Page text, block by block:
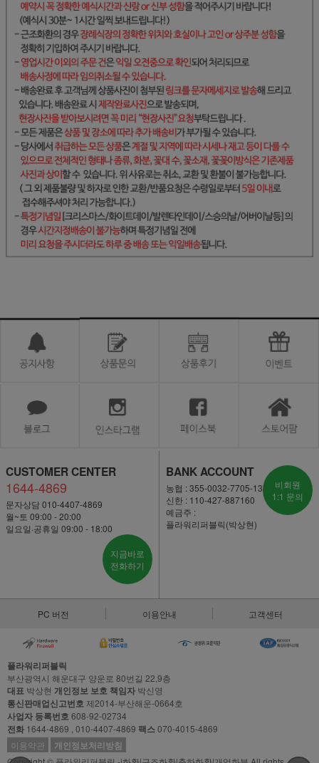
CUSTOMER CENTER
1644-4869
문자상담 010-4407-4869
월~토 09:00 - 20:00
일요일·공휴일 09:00 - 18:00
지금바로
전화하기
BANK ACCOUNT
농협 : 355-0032-7705-13
신한 : 110-427-887160
예금주 :
플라워리퍼블릭(박상현)
비회원
1:1 문의
PC 버전 이용안내 고객센터
플라워리퍼블릭
부산광역시 해운대구 양운로 80번길 22,9층
대표 박상현 개인정보 보호 책임자 박신영
통신판매업신고번호제2014-부산해운-0664호
사업자 등록번호608-92-02734
전화 1644-4869 , 010-4407-4869 팩스070-4015-4869
이용약관
개인정보처리방침